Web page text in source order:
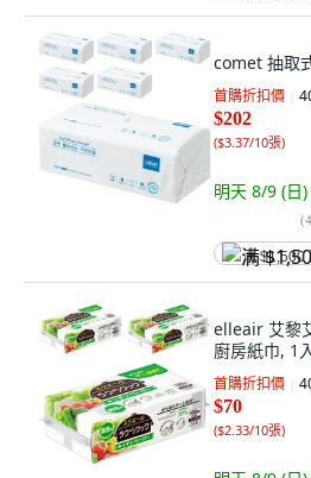
comet 抽取
首購折扣價
$202
($3.37/10張)
明天 8/9 (日)
(
满 $1,500
elleair 艾黎
廚房紙巾, 1
首購折扣價
$70
($2.33/10張)